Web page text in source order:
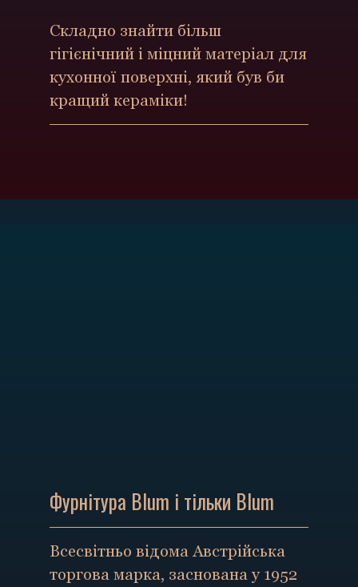
Складно знайти більш
гігієнічний і міцний матеріал для
кухонної поверхні, який був би
кращий кераміки!
Фурнітура Blum і тільки Blum
Всесвітньо відома Австрійська
торгова марка, заснована у 1952